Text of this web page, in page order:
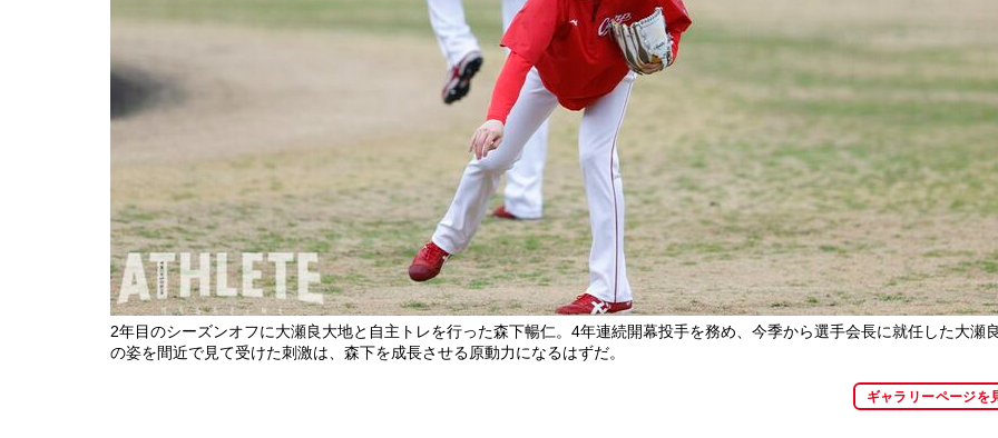
2年目のシーズンオフに大瀬良大地と自主トレを行った森下暢仁。4年連続開幕投手を務め、今季から選手会長に就任した大瀬
の姿を間近で見て受けた刺激は、森下を成長させる原動力になるはずだ。
ギャラリーページを